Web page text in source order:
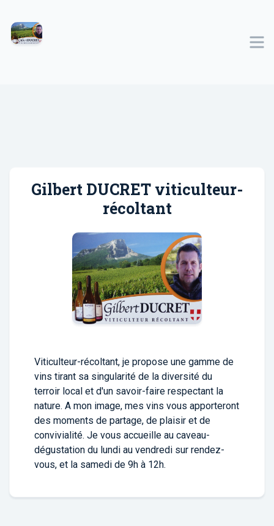
Gilbert DUCRET viticulteur-
récoltant
Viticulteur-récoltant, je propose une gamme de
vins tirant sa singularité de la diversité du
terroir local et d'un savoir-faire respectant la
nature. A mon image, mes vins vous apporteront
des moments de partage, de plaisir et de
convivialité. Je vous accueille au caveau-
dégustation du lundi au vendredi sur rendez-
vous, et la samedi de 9h à 12h.